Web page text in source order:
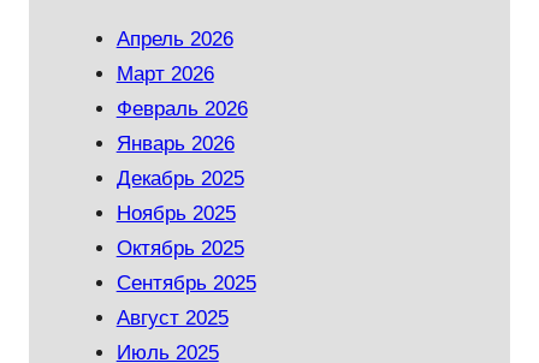
Апрель 2026
Март 2026
Февраль 2026
Январь 2026
Декабрь 2025
Ноябрь 2025
Октябрь 2025
Сентябрь 2025
Август 2025
Июль 2025